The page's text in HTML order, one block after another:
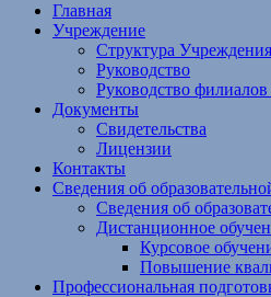
Главная
Учреждение
Структура Учреждения
Руководство
Руководство
Документы
Свидетельства
Лицензии
Контакты
Сведения об
Сведения об
Дистанционное
Курсовое
Повышение
Профессиональная